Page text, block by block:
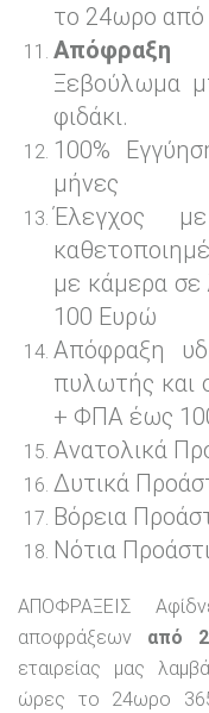
το 24ωρο από
Απόφραξη
Ξεβούλωμα
φιδάκι.
100%
μήνες
Έλεγχος
με κάμερα
100 Ευρώ
Απόφραξη
πυλωτής και
+ ΦΠΑ έως
Ανατολικά
Δυτικά
Βόρεια
Νότια
ΑΠΟΦΡΑΞΕΙΣ
αποφράξεων από
εταιρείας μας
ώρες το 24ωρο